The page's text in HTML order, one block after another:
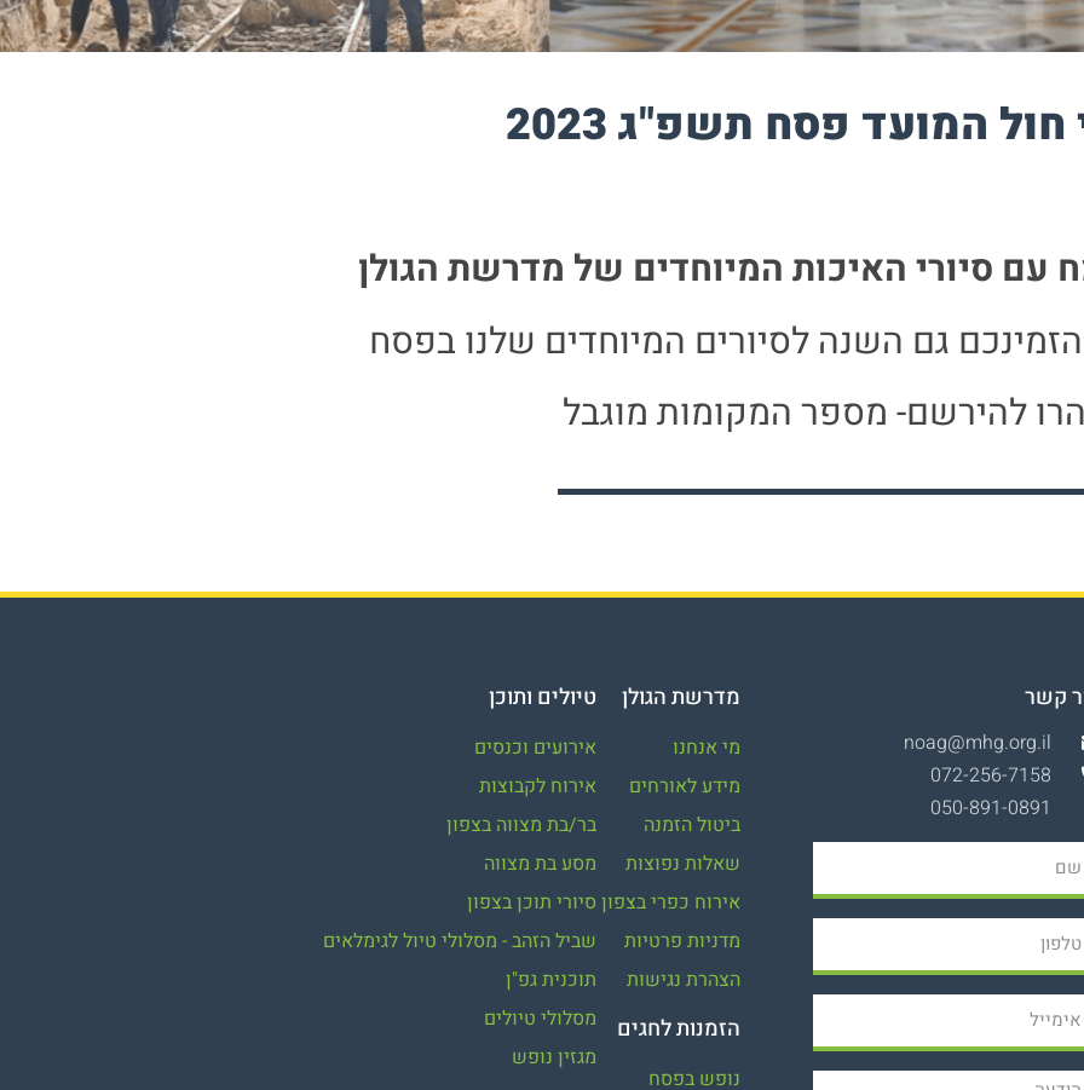
חול המועד פסח תשפ"ג 2023
עם סיורי האיכות המיוחדים של מדרשת הגולן
גם השנה לסיורים המיוחדים שלנו בפסח
להירשם- מספר המקומות מוגבל
קשר
noag@mhg.org.il
072-256-7158
מדרשת הגולן
מי אנחנו
מידע לאורחים
ביטול הזמנה
שאלות נפוצות
אירוח כפרי בצפון
מדניות פרטיות
הצהרת נגישות
הזמנות לחגים
נופש בפסח
טיולים ותוכן
אירועים וכנסים
אירוח לקבוצות
בר/בת מצווה בצפון
מסע בת מצווה
סיורי תוכן בצפון
שביל הזהב - מסלולי טיול לגימלאים
תוכנית גפ"ן
מסלולי טיולים
מגזין נופש